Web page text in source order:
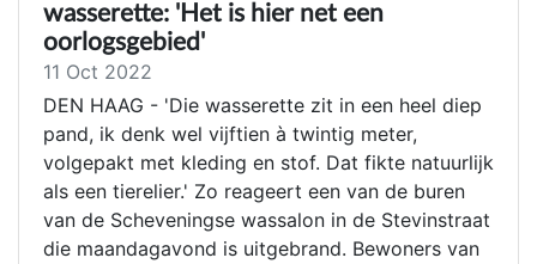
wasserette: 'Het is hier net een
oorlogsgebied'
11 Oct 2022
DEN HAAG - 'Die wasserette zit in een heel diep
pand, ik denk wel vijftien à twintig meter,
volgepakt met kleding en stof. Dat fikte natuurlijk
als een tierelier.' Zo reageert een van de buren
van de Scheveningse wassalon in de Stevinstraat
die maandagavond is uitgebrand. Bewoners van